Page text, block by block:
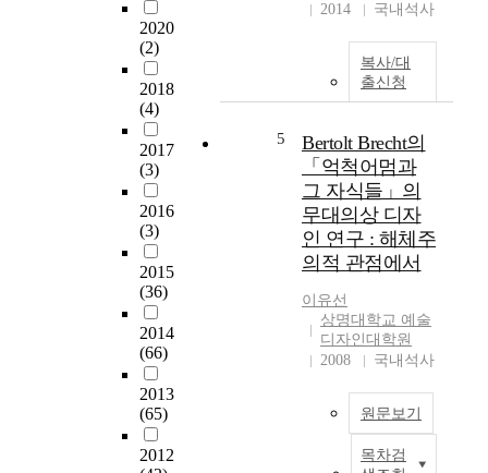
2020
(2)
2018
(4)
2017
(3)
2016
(3)
2015
(36)
2014
(66)
2013
(65)
2012
도
2014
국내석사
복사/대
출신청
5
Bertolt Brecht의
「억척어멈과
그 자식들」의
무대의상 디자
인 연구 : 해체주
의적 관점에서
이유선
상명대학교 예술
디자인대학원
2008
국내석사
원문보기
목차검